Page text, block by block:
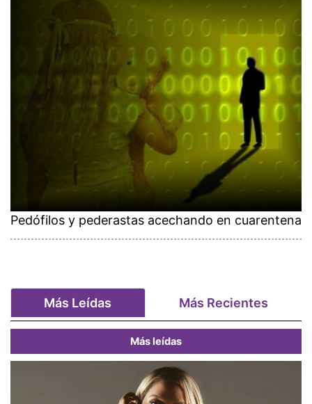
Pedófilos y pederastas acechando en cuarentena
Más Leídas Más Recientes
Más leídas